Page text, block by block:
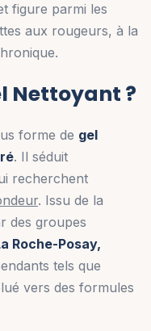
figure parmi les
aux rougeurs, à la
Nettoyant ?
forme de gel
. Il séduit
recherchent
. Issu de la
des groupes
Roche-Posay,
tels que
vers des formules